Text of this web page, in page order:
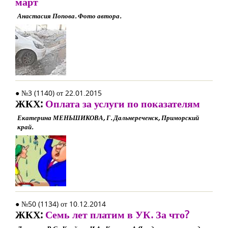
Анастасия Попова. Фото автора.
● №3 (1140) от 22.01.2015
ЖКХ: Оплата за услуги по показателям
Екатерина МЕНЬШИКОВА, Г. Дальнереченск, Приморский
край.
● №50 (1134) от 10.12.2014
ЖКХ: Семь лет платим в УК. За что?